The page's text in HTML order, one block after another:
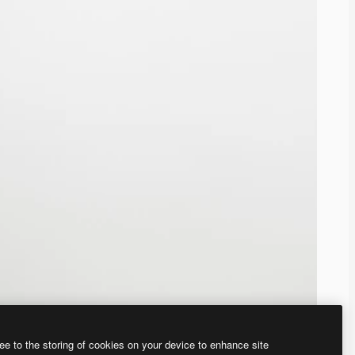
to the storing of cookies on your device to enhance site